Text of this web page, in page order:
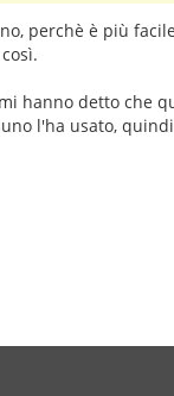
perchè è più
hanno detto che
l'ha usato,